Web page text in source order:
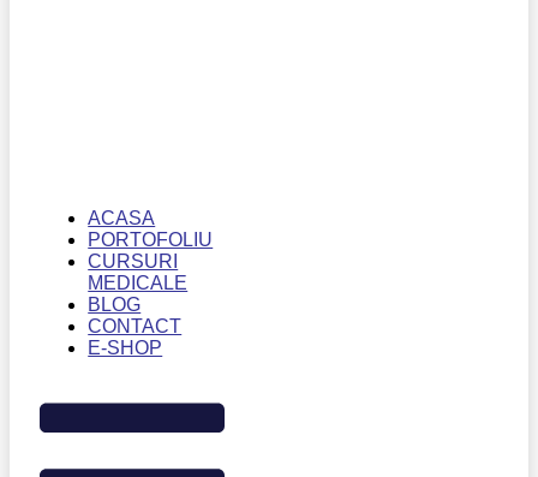
ACASA
PORTOFOLIU
CURSURI
MEDICALE
BLOG
CONTACT
E-SHOP